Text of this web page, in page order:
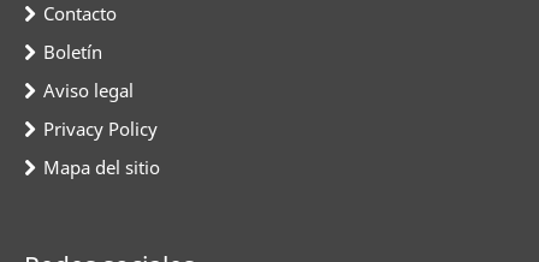
Contacto
Boletín
Aviso legal
Privacy Policy
Mapa del sitio